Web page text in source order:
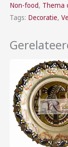
Non-food, Thema
Tags: Decoratie,